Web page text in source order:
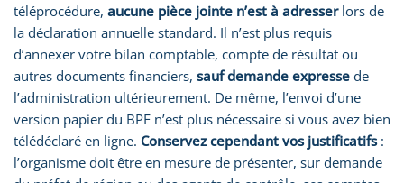
téléprocédure, aucune pièce jointe n’est à adresserlors de
la déclaration annuelle standard. Il n’est plus requis
d’annexer votre bilan comptable, compte de résultat ou
autres documents financiers, sauf demande expresse de
l’administration ultérieurement. De même, l’envoi d’une
version papier du BPF n’est plus nécessaire si vous avez bien
télédéclaré en ligne. Conservez cependant vos justificatifs:
l’organisme doit être en mesure de présenter, sur demande